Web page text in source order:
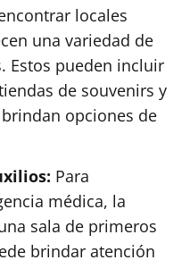
locales
una variedad de
Estos pueden incluir
de souvenirs y
opciones de
Para
médica, la
sala de primeros
brindar atención